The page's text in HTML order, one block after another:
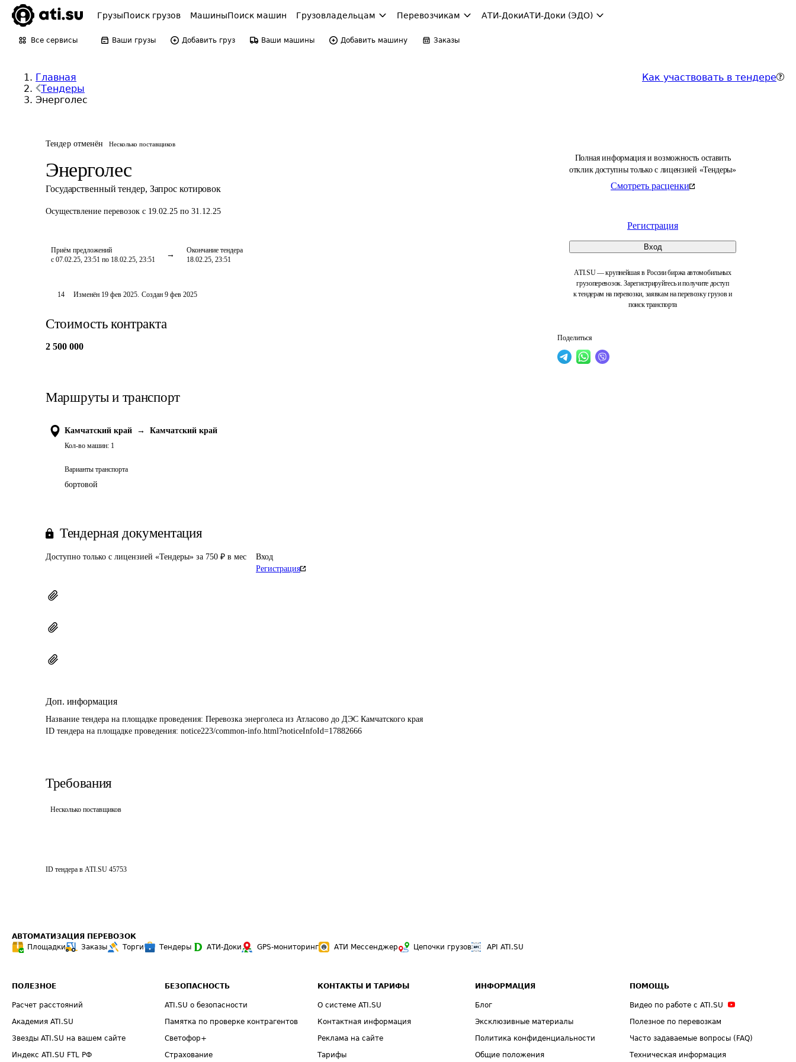
ГрузыПоиск грузов МашиныПоиск машин Грузовладельцам Перевозчикам АТИ-ДокиАТИ-Доки (ЭДО)
Все сервисы Ваши грузы Добавить груз Ваши машины Добавить машину Заказы
Главная
Тендеры
Энерголес
Как участвовать в тендере
Тендер отменён Несколько поставщиков
Энерголес
Государственный тендер, Запрос котировок
Осуществление перевозок с 19.02.25 по 31.12.25
Приём предложений
с 07.02.25, 23:51 по 18.02.25, 23:51
Окончание тендера
18.02.25, 23:51
Полная информация и возможность оставить
отклик доступны только с лицензией «Тендеры»
Смотреть расценки
Регистрация
Вход
ATI.SU — крупнейшая в России биржа автомобильных
грузоперевозок. Зарегистрируйтесь и получите доступ
к тендерам на перевозки, заявкам на перевозку грузов и
поиск транспорта
Поделиться
14 Изменён 19 фев 2025. Создан 9 фев 2025
Стоимость контракта
2 500 000
Маршруты и транспорт
Камчатский край → Камчатский край
Кол-во машин: 1
Варианты транспорта
бортовой
Тендерная документация
Доступно только с лицензией «Тендеры» за 750 ₽ в мес
Вход
Регистрация
Доп. информация
Название тендера на площадке проведения: Перевозка энерголеса из Атласово до ДЭС Камчатского края
ID тендера на площадке проведения: notice223/common-info.html?noticeInfoId=17882666
Требования
Несколько поставщиков
ID тендера в ATI.SU 45753
АВТОМАТИЗАЦИЯ ПЕРЕВОЗОК
Площадки
Заказы Торги Тендеры АТИ-Доки GPS-мониторинг АТИ Мессенджер Цепочки грузов API ATI.SU
ПОЛЕЗНОЕ
Расчет расстояний
Академия ATI.SU
Звезды ATI.SU на вашем сайте
Индекс ATI.SU FTL РФ
БЕЗОПАСНОСТЬ
ATI.SU о безопасности
Памятка по проверке контрагентов
Светофор+
Страхование
КОНТАКТЫ И ТАРИФЫ
О системе ATI.SU
Контактная информация
Реклама на сайте
Тарифы
ИНФОРМАЦИЯ
Блог
Эксклюзивные материалы
Политика конфиденциальности
Общие положения
ПОМОЩЬ
Видео по работе с ATI.SU
Полезное по перевозкам
Часто задаваемые вопросы (FAQ)
Техническая информация